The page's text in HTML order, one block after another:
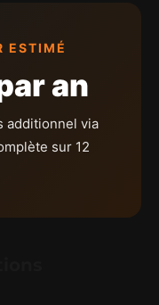
ESTIMÉ
an
additionnel via
sur 12